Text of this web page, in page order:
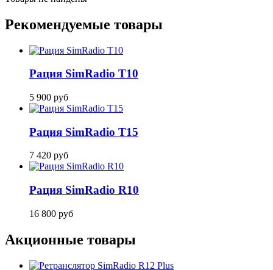
Рекомендуемые товары
Рация SimRadio T10
5 900 руб
Рация SimRadio T15
7 420 руб
Рация SimRadio R10
16 800 руб
Акционные товары